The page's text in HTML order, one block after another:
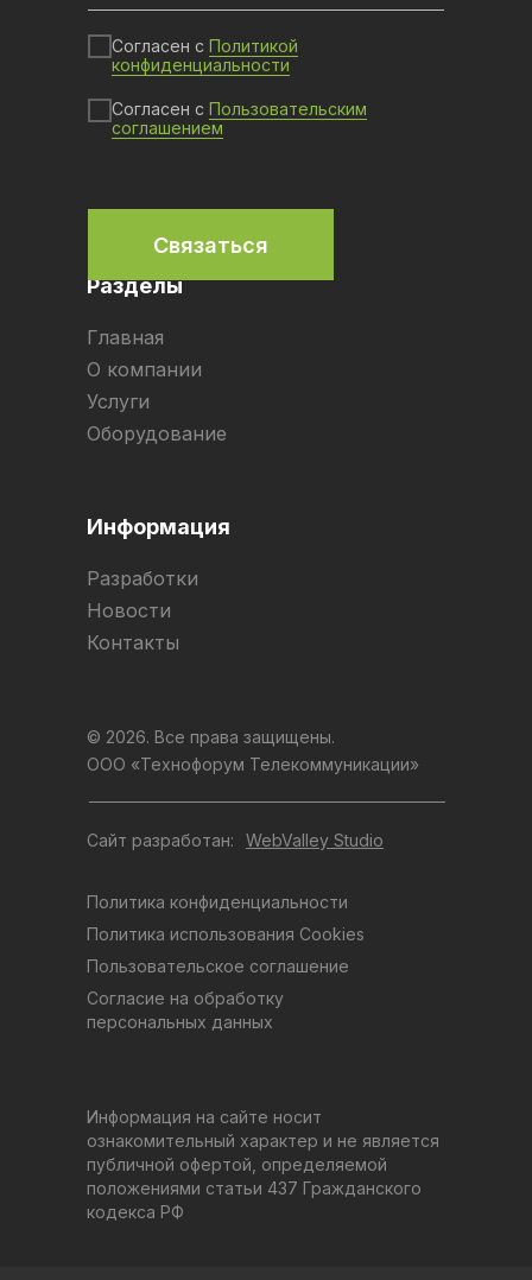
Разделы
Информация
Главная
О компании
Услуги
Оборудование
Разработки
Новости
Контакты
Информация на сайте носит
ознакомительный характер и не является
публичной офертой, определяемой
положениями статьи 437 Гражданского
кодекса РФ
Политика использования Cookies
Согласие на обработку
персональных данных
Пользовательское соглашение
Политика конфиденциальности
© 2026. Все права защищены.
ООО «Технофорум Телекоммуникации»
Сайт разработан:
Согласен с Политикой
конфиденциальности
Согласен с Пользовательским
соглашением
Связаться
WebValley Studio